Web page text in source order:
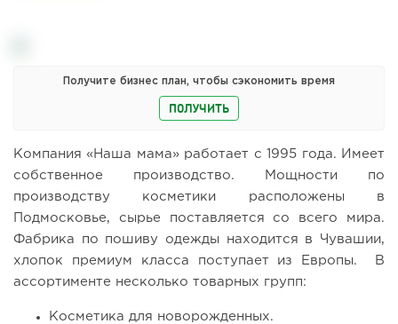
Получите бизнес план, чтобы сэкономить время
ПОЛУЧИТЬ
Компания «Наша мама» работает с 1995 года. Имеет
собственное производство. Мощности по
производству косметики расположены в
Подмосковье, сырье поставляется со всего мира.
Фабрика по пошиву одежды находится в Чувашии,
хлопок премиум класса поступает из Европы. В
ассортименте несколько товарных групп:
Косметика для новорожденных.